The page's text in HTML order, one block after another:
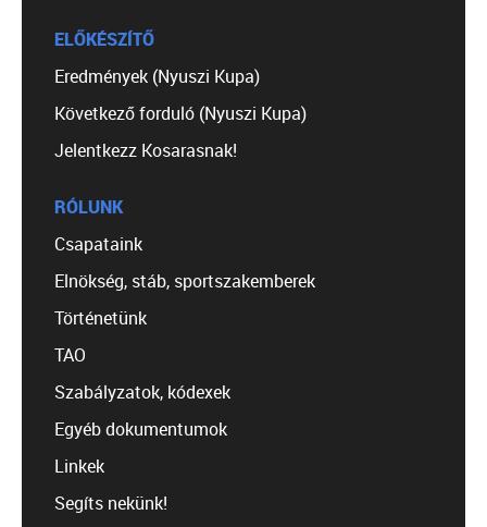
ELŐKÉSZÍTŐ
Eredmények (Nyuszi Kupa)
Következő forduló (Nyuszi Kupa)
Jelentkezz Kosarasnak!
RÓLUNK
Csapataink
Elnökség, stáb, sportszakemberek
Történetünk
TAO
Szabályzatok, kódexek
Egyéb dokumentumok
Linkek
Segíts nekünk!